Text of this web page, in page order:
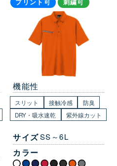
プリント可 刺繍可
機能性
スリット 接触冷感
防臭
DRY・吸水速乾
紫外線カット
サイズSS～6L
カラー